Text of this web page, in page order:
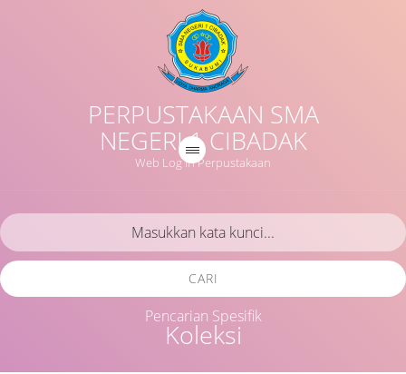
PERPUSTAKAAN SMA
NEGERI 1 CIBADAK
Web Log in Perpustakaan
Koleksi
CARI
Pencarian Spesifik